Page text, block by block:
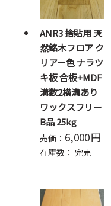
ANR3 捨貼用 天
然銘木フロア ク
リアー色 ナラツ
キ板 合板+MDF
溝数2横溝あり
ワックスフリー
B品 25kg
売価： 6,000円
在庫数： 完売